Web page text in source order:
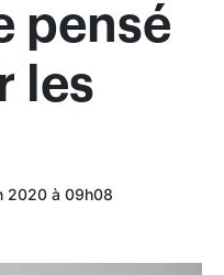
pensé
les
2020 à 09h08